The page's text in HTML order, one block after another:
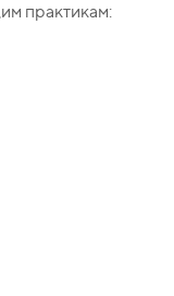
практикам: